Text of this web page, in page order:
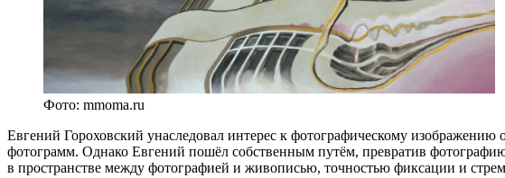
Фото: mmoma.ru
Евгений Гороховский унаследовал интерес к фотографическому
фотограмм. Однако Евгений пошёл собственным путём, превратив
в пространстве между фотографией и живописью, точностью фиксации и